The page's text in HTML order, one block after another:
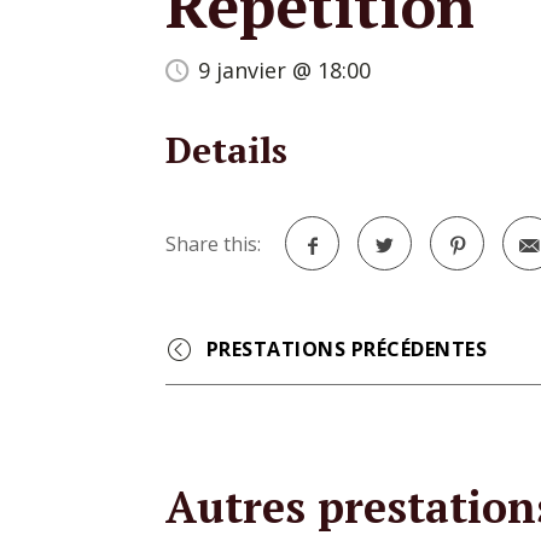
9 janvier @ 18:00
Details
Share this:
Event
Navigation
Autres